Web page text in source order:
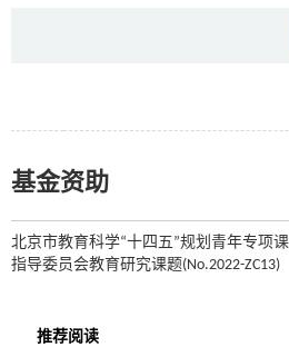
基金资助
北京市教育科学“十四五”规划青年专项
指导委员会教育研究课题(No.2022-ZC13)